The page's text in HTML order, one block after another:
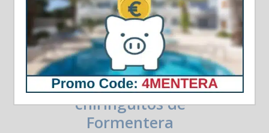
Horaires d’été des
chiringuitos de
Formentera